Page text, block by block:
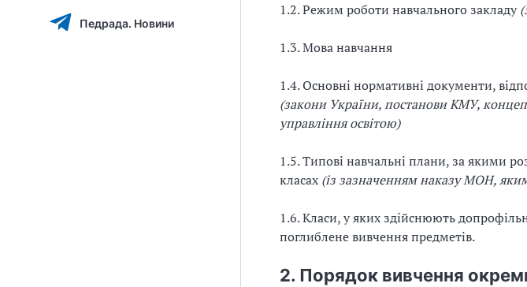
Педрада. Новини
1.2. Режим роботи навчального закладу
1.3. Мова навчання
1.4. Основні нормативні документи,
(закони України, постанови КМУ,
управління освітою)
1.5. Типові навчальні плани, за якими
класах (із зазначенням наказу МОН,
1.6. Класи, у яких здійснюють
поглиблене вивчення предметів.
2. Порядок вивчення